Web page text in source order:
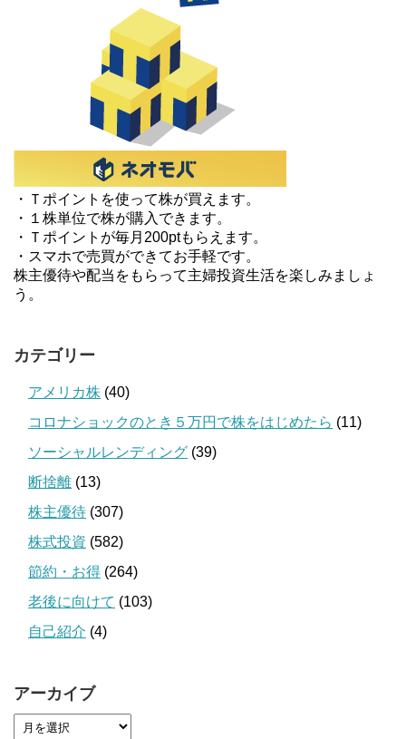
・Ｔポイントを使って株が買えます。
・１株単位で株が購入できます。
・Ｔポイントが毎月200ptもらえます。
・スマホで売買ができてお手軽です。
株主優待や配当をもらって主婦投資生活を楽しみましょ
う。
カテゴリー
アメリカ株 (40)
コロナショックのとき５万円で株をはじめたら (11)
ソーシャルレンディング (39)
断捨離 (13)
株主優待 (307)
株式投資 (582)
節約・お得 (264)
老後に向けて (103)
自己紹介 (4)
アーカイブ